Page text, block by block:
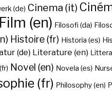
(de) Cinema (it)
Film (en) Filosofi (da)
Histoire (fr) Historia (es)
(de) Literature (en)
Novel (en) Novela (es)
(fr) Philosophy (en)